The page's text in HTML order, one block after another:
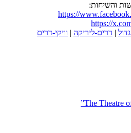
והשיחות:
https://
https://
| דרים-ליריקה | וויקי-דרים